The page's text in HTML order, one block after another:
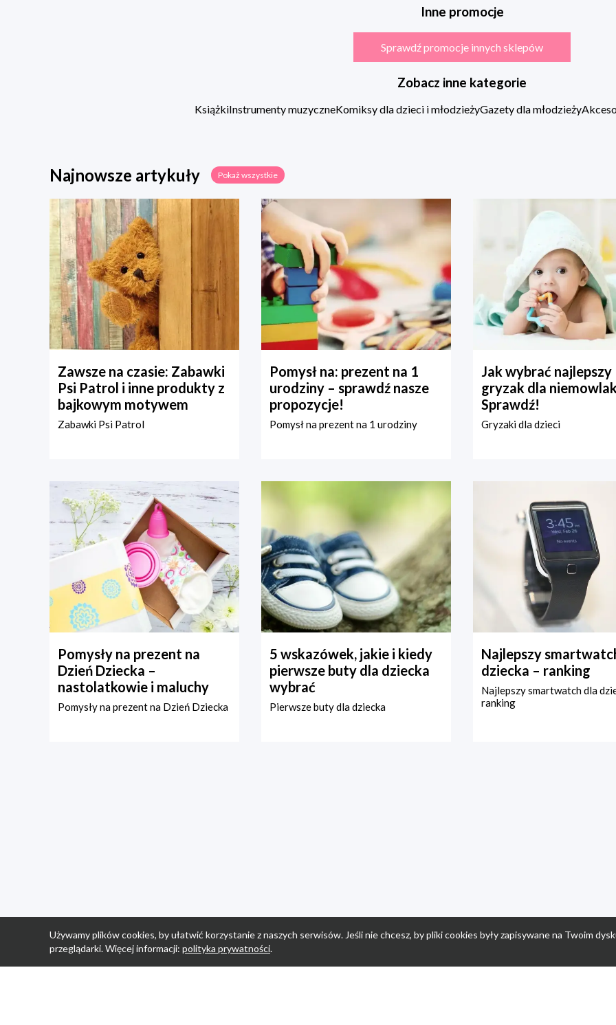
Inne promocje
Sprawdź promocje innych sklepów
Zobacz inne kategorie
KsiążkiInstrumenty muzyczneKomiksy dla dzieci i młodzieżyGazety dla młodzieży
Najnowsze artykuły Pokaż wszystkie
Zawsze na czasie: Zabawki
Psi Patrol i inne produkty z
bajkowym motywem
Zabawki Psi Patrol
Pomysł na: prezent na 1
urodziny – sprawdź nasze
propozycje!
Pomysł na prezent na 1 urodziny
Jak wybrać najlepszy
gryzak dla
Sprawdź!
Gryzaki dla dzieci
Pomysły na prezent na
Dzień Dziecka –
nastolatkowie i maluchy
Pomysły na prezent na Dzień Dziecka
5 wskazówek, jakie i kiedy
pierwsze buty dla dziecka
wybrać
Pierwsze buty dla dziecka
Najlepszy
dziecka – ranking
Najlepszy smartwatch dla
ranking
Używamy plików cookies, by ułatwić korzystanie z naszych serwisów. Jeśli nie chcesz, by pliki cookies były zapisywane na Twoim
przeglądarki. Więcej informacji: polityka prywatności.